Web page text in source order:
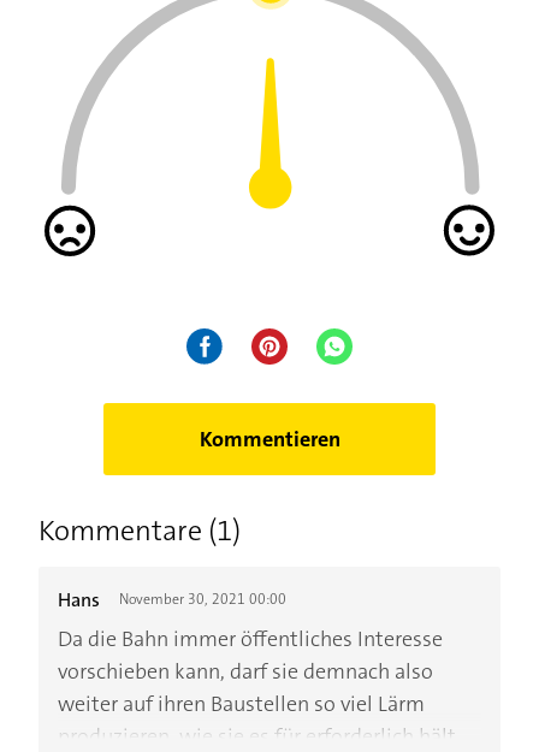
Kommentieren
Kommentare (1)
Hans November 30, 2021 00:00
Da die Bahn immer öffentliches Interesse
vorschieben kann, darf sie demnach also
weiter auf ihren Baustellen so viel Lärm
produzieren, wie sie es für erforderlich hält.